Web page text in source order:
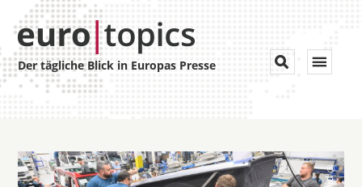
Der tägliche Blick in Europas Presse Toggle

